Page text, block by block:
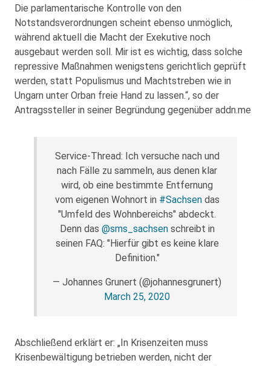
Die parlamentarische Kontrolle von den
Notstandsverordnungen scheint ebenso unmöglich,
während aktuell die Macht der Exekutive noch
ausgebaut werden soll. Mir ist es wichtig, dass solche
repressive Maßnahmen wenigstens gerichtlich geprüft
werden, statt Populismus und Machtstreben wie in
Ungarn unter Orban freie Hand zu lassen.“, so der
Antragssteller in seiner Begründung gegenüber addn.me
Service-Thread: Ich versuche nach und
nach Fälle zu sammeln, aus denen klar
wird, ob eine bestimmte Entfernung
vom eigenen Wohnort in #Sachsendas
"Umfeld des Wohnbereichs" abdeckt.
Denn das @sms_sachsenschreibt in
seinen FAQ: "Hierfür gibt es keine klare
Definition."
— Johannes Grunert (@johannesgrunert)
March 25, 2020
Abschließend erklärt er: „In Krisenzeiten muss
Krisenbewältigung betrieben werden, nicht der